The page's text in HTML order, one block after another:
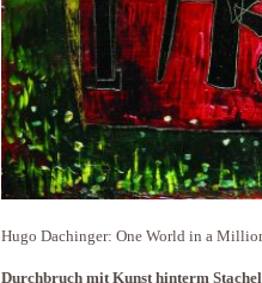
Hugo Dachinger: One World in a
Durchbruch mit Kunst hinterm